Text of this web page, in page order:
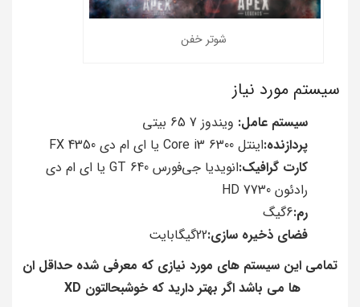
شوتر خفن
سیستم مورد نیاز
سیستم عامل: ویندوز 7 65 بیتی
پردازنده:اینتل Core i3 6300 یا ای ام دی FX 4350
کارت گرافیک:
انویدیا جی‌فورس GT 640 یا ای ام دی
رادئون HD 7730
رم:6گیگ
فضای ذخیره سازی:22گیگابایت
تمامی این سیستم های مورد نیازی که معرفی شده حداقل ان
ها می باشد اگر بهتر دارید که خوشبحالتون XD